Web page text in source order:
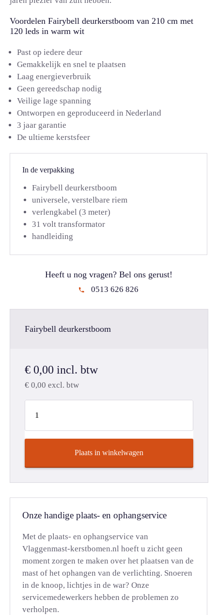
Voordelen Fairybell deurkerstboom van 210 cm met
120 leds in warm wit
Past op iedere deur
Gemakkelijk en snel te plaatsen
Laag energieverbruik
Geen gereedschap nodig
Veilige lage spanning
Ontworpen en geproduceerd in Nederland
3 jaar garantie
De ultieme kerstsfeer
In de verpakking
Fairybell deurkerstboom
universele, verstelbare riem
verlengkabel (3 meter)
31 volt transformator
handleiding
Heeft u nog vragen? Bel ons gerust!
0513 626 826
Fairybell deurkerstboom
€ 0,00 incl. btw
€ 0,00 excl. btw
Plaats in winkelwagen
Onze handige plaats- en ophangservice
Met de plaats- en ophangservice van
Vlaggenmast-kerstbomen.nl hoeft u zicht geen
moment zorgen te maken over het plaatsen van de
mast of het ophangen van de verlichting. Snoeren
in de knoop, lichtjes in de war? Onze
servicemedewerkers hebben de problemen zo
verholpen.